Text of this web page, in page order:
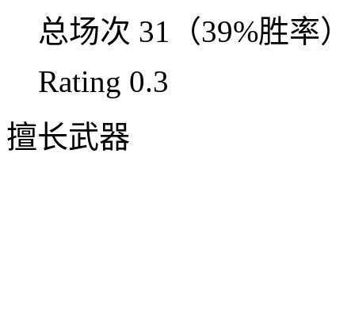
总场次 31（39%胜率）
Rating 0.3
擅长武器